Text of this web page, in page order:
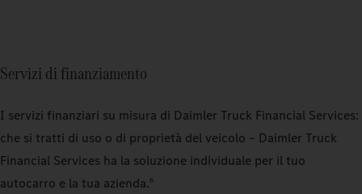
Servizi di finanziamento
I servizi finanziari su misura di Daimler Truck Financial Services:
che si tratti di uso o di proprietà del veicolo – Daimler Truck
Financial Services ha la soluzione individuale per il tuo
autocarro e la tua azienda.6